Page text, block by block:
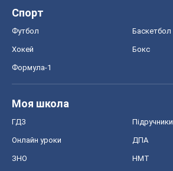
Спорт
Футбол Баскетбол
Хокей Бокс
Формула-1
Моя школа
ГДЗ Підручники
Онлайн уроки ДПА
ЗНО НМТ